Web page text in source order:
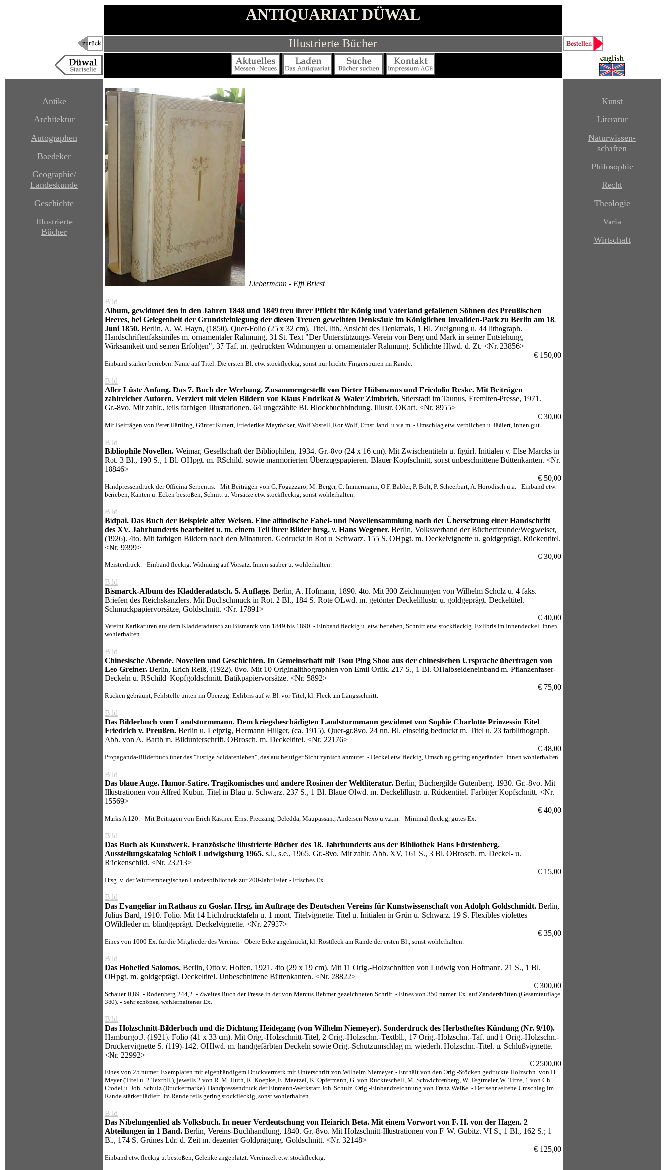
ANTIQUARIAT DÜWAL
Illustrierte Bücher
Antike
Architektur
Autographen
Baedeker
Geographie/
Landeskunde
Geschichte
Illustrierte
Bücher
Liebermann - Effi Briest
Bild
Album, gewidmet den in den Jahren 1848 und 1849 treu ihrer Pflicht für König und Vaterland gefallenen Söhnen des Preußischen
Heeres, bei Gelegenheit der Grundsteinlegung der diesen Treuen geweihten Denksäule im Königlichen Invaliden-Park zu Berlin am 18.
Juni 1850. Berlin, A. W. Hayn, (1850). Quer-Folio (25 x 32 cm). Titel, lith. Ansicht des Denkmals, 1 Bl. Zueignung u. 44 lithograph.
Handschriftenfaksimiles m. ornamentaler Rahmung, 31 St. Text "Der Unterstützungs-Verein von Berg und Mark in seiner Entstehung,
Wirksamkeit und seinen Erfolgen", 37 Taf. m. gedruckten Widmungen u. ornamentaler Rahmung. Schlichte Hlwd. d. Zt. <Nr. 23856>
€ 150,00
Einband stärker berieben. Name auf Titel. Die ersten Bl. etw. stockfleckig, sonst nur leichte Fingerspuren im Rande.
Bild
Aller Lüste Anfang. Das 7. Buch der Werbung. Zusammengestellt von Dieter Hülsmanns und Friedolin Reske. Mit Beiträgen
zahlreicher Autoren. Verziert mit vielen Bildern von Klaus Endrikat & Waler Zimbrich. Stierstadt im Taunus, Eremiten-Presse, 1971.
Gr.-8vo. Mit zahlr., teils farbigen Illustrationen. 64 ungezählte Bl. Blockbuchbindung. Illustr. OKart. <Nr. 8955>
€ 30,00
Mit Beiträgen von Peter Härtling, Günter Kunert, Friederike Mayröcker, Wolf Vostell, Ror Wolf, Ernst Jandl u.v.a.m. - Umschlag etw. verblichen u. lädiert, innen gut.
Bild
Bibliophile Novellen. Weimar, Gesellschaft der Bibliophilen, 1934. Gr.-8vo (24 x 16 cm). Mit Zwischentiteln u. figürl. Initialen v. Else Marcks in
Rot. 3 Bl., 190 S., 1 Bl. OHpgt. m. RSchild. sowie marmorierten Überzugspapieren. Blauer Kopfschnitt, sonst unbeschnittene Büttenkanten. <Nr.
18846>
€ 50,00
Handpressendruck der Officina Serpentis. - Mit Beiträgen von G. Fogazzaro, M. Berger, C. Immermann, O.F. Babler, P. Bolt, P. Scheerbart, A. Horodisch u.a. - Einband etw.
berieben, Kanten u. Ecken bestoßen, Schnitt u. Vorsätze etw. stockfleckig, sonst wohlerhalten.
Bild
Bidpai. Das Buch der Beispiele alter Weisen. Eine altindische Fabel- und Novellensammlung nach der Übersetzung einer Handschrift
des XV. Jahrhunderts bearbeitet u. m. einem Teil ihrer Bilder hrsg. v. Hans Wegener. Berlin, Volksverband der Bücherfreunde/Wegweiser,
(1926). 4to. Mit farbigen Bildern nach den Minaturen. Gedruckt in Rot u. Schwarz. 155 S. OHpgt. m. Deckelvignette u. goldgeprägt. Rückentitel.
<Nr. 9399>
€ 30,00
Meisterdruck. - Einband fleckig. Widmung auf Vorsatz. Innen sauber u. wohlerhalten.
Bild
Bismarck-Album des Kladderadatsch. 5. Auflage. Berlin, A. Hofmann, 1890. 4to. Mit 300 Zeichnungen von Wilhelm Scholz u. 4 faks.
Briefen des Reichskanzlers. Mit Buchschmuck in Rot. 2 Bl., 184 S. Rote OLwd. m. getönter Deckelillustr. u. goldgeprägt. Deckeltitel.
Schmuckpapiervorsätze, Goldschnitt. <Nr. 17891>
€ 40,00
Vereint Karikaturen aus dem Kladderadatsch zu Bismarck von 1849 bis 1890. - Einband fleckig u. etw. berieben, Schnitt etw. stockfleckig. Exlibris im Innendeckel. Innen
wohlerhalten.
Bild
Chinesische Abende. Novellen und Geschichten. In Gemeinschaft mit Tsou Ping Shou aus der chinesischen Ursprache übertragen von
Leo Greiner. Berlin, Erich Reiß, (1922). 8vo. Mit 10 Originalithographien von Emil Orlik. 217 S., 1 Bl. OHalbseideneinband m. Pflanzenfaser-
Deckeln u. RSchild. Kopfgoldschnitt. Batikpapiervorsätze. <Nr. 5892>
€ 75,00
Rücken gebräunt, Fehlstelle unten im Überzug. Exlibris auf w. Bl. vor Titel, kl. Fleck am Längsschnitt.
Bild
Das Bilderbuch vom Landsturmmann. Dem kriegsbeschädigten Landsturmmann gewidmet von Sophie Charlotte Prinzessin Eitel
Friedrich v. Preußen. Berlin u. Leipzig, Hermann Hillger, (ca. 1915). Quer-gr.8vo. 24 nn. Bl. einseitig bedruckt m. Titel u. 23 farblithograph.
Abb. von A. Barth m. Bildunterschrift. OBrosch. m. Deckeltitel. <Nr. 22176>
€ 48,00
Propaganda-Bilderbuch über das "lustige Soldatenleben", das aus heutiger Sicht zynisch anmutet. - Deckel etw. fleckig, Umschlag gering angerändert. Innen wohlerhalten.
Bild
Das blaue Auge. Humor-Satire. Tragikomisches und andere Rosinen der Weltliteratur. Berlin, Büchergilde Gutenberg, 1930. Gr.-8vo. Mit
Illustrationen von Alfred Kubin. Titel in Blau u. Schwarz. 237 S., 1 Bl. Blaue Olwd. m. Deckelillustr. u. Rückentitel. Farbiger Kopfschnitt. <Nr.
15569>
€ 40,00
Marks A 120. - Mit Beiträgen von Erich Kästner, Ernst Preczang, Deledda, Maupassant, Andersen Nexö u.v.a.m. - Minimal fleckig, gutes Ex.
Bild
Das Buch als Kunstwerk. Französische illustrierte Bücher des 18. Jahrhunderts aus der Bibliothek Hans Fürstenberg.
Ausstellungskatalog Schloß Ludwigsburg 1965. s.l., s.e., 1965. Gr.-8vo. Mit zahlr. Abb. XV, 161 S., 3 Bl. OBrosch. m. Deckel- u.
Rückenschild. <Nr. 23213>
€ 15,00
Hrsg. v. der Württembergischen Landesbibliothek zur 200-Jahr Feier. - Frisches Ex.
Bild
Das Evangeliar im Rathaus zu Goslar. Hrsg. im Auftrage des Deutschen Vereins für Kunstwissenschaft von Adolph Goldschmidt. Berlin,
Julius Bard, 1910. Folio. Mit 14 Lichtdrucktafeln u. 1 mont. Titelvignette. Titel u. Initialen in Grün u. Schwarz. 19 S. Flexibles violettes
OWildleder m. blindgeprägt. Deckelvignette. <Nr. 27937>
€ 35,00
Eines von 1000 Ex. für die Mitglieder des Vereins. - Obere Ecke angeknickt, kl. Rostfleck am Rande der ersten Bl., sonst wohlerhalten.
Bild
Das Hohelied Salomos. Berlin, Otto v. Holten, 1921. 4to (29 x 19 cm). Mit 11 Orig.-Holzschnitten von Ludwig von Hofmann. 21 S., 1 Bl.
OHpgt. m. goldgeprägt. Deckeltitel. Unbeschnittene Büttenkanten. <Nr. 28822>
€ 300,00
Schauer II,89. - Rodenberg 244,2. - Zweites Buch der Presse in der von Marcus Behmer gezeichneten Schrift. - Eines von 350 numer. Ex. auf Zandersbütten (Gesamtauflage
380). - Sehr schönes, wohlerhaltenes Ex.
Bild
Das Holzschnitt-Bilderbuch und die Dichtung Heidegang (von Wilhelm Niemeyer). Sonderdruck des Herbstheftes Kündung (Nr. 9/10).
Hamburgo.J. (1921). Folio (41 x 33 cm). Mit Orig.-Holzschnitt-Titel, 2 Orig.-Holzschn.-Textbll., 17 Orig.-Holzschn.-Taf. und 1 Orig.-Holzschn.-
Druckervignette S. (119)-142. OHlwd. m. handgefärbten Deckeln sowie Orig.-Schutzumschlag m. wiederh. Holzschn.-Titel. u. Schlußvignette.
<Nr. 22992>
€ 2500,00
Eines von 25 numer. Exemplaren mit eigenhändigem Druckvermerk mit Unterschrift von Wilhelm Niemeyer. - Enthält von den Orig.-Stöcken gedruckte Holzschn. von H.
Meyer (Titel u. 2 Textbll.), jeweils 2 von R. M. Huth, R. Koepke, E. Maetzel, K. Opfermann, G. von Ruckteschell, M. Schwichtenberg, W. Tegtmeier, W. Titze, 1 von Ch.
Crodel u. Joh. Schulz (Druckermarke). Handpressendruck der Einmann-Werkstatt Joh. Schulz. Orig.-Einbandzeichnung von Franz Weiße. - Der sehr seltene Umschlag im
Rande stärker lädiert. Im Rande teils gering stockfleckig, sonst wohlerhalten.
Bild
Das Nibelungenlied als Volksbuch. In neuer Verdeutschung von Heinrich Beta. Mit einem Vorwort von F. H. von der Hagen. 2
Abteilungen in 1 Band. Berlin, Vereins-Buchhandlung, 1840. Gr.-8vo. Mit Holzschnitt-Illustrationen von F. W. Gubitz. VI S., 1 Bl., 162 S.; 1
Bl., 174 S. Grünes Ldr. d. Zeit m. dezenter Goldprägung. Goldschnitt. <Nr. 32148>
€ 125,00
Einband etw. fleckig u. bestoßen, Gelenke angeplatzt. Vereinzelt etw. stockfleckig.
Kunst
Literatur
Naturwissen-
schaften
Philosophie
Recht
Theologie
Varia
Wirtschaft